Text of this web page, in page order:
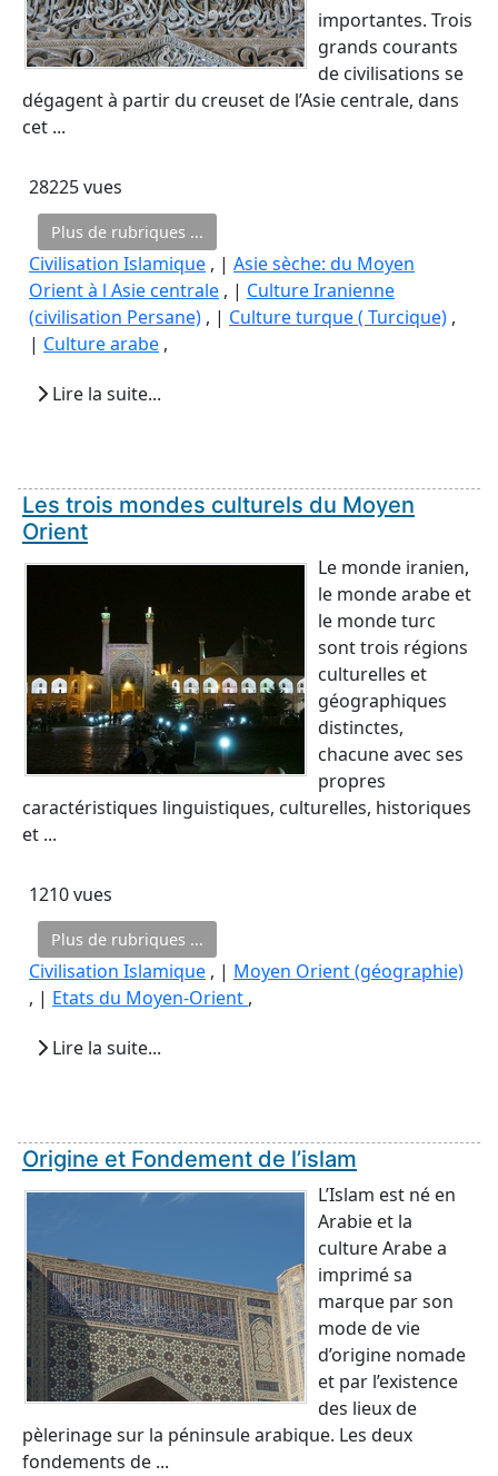
importantes. Trois
grands courants
de civilisations se
dégagent à partir du creuset de l’Asie centrale, dans
cet ...
28225 vues
Plus de rubriques ...
Civilisation Islamique , | Asie sèche: du Moyen
Orient à l Asie centrale , | Culture Iranienne
(civilisation Persane) , | Culture turque ( Turcique) ,
| Culture arabe ,
Lire la suite...
Les trois mondes culturels du Moyen
Orient
Le monde iranien,
le monde arabe et
le monde turc
sont trois régions
culturelles et
géographiques
distinctes,
chacune avec ses
propres
caractéristiques linguistiques, culturelles, historiques
et ...
1210 vues
Plus de rubriques ...
Civilisation Islamique , | Moyen Orient (géographie)
, | Etats du Moyen-Orient ,
Lire la suite...
Origine et Fondement de l’islam
L’Islam est né en
Arabie et la
culture Arabe a
imprimé sa
marque par son
mode de vie
d’origine nomade
et par l’existence
des lieux de
pèlerinage sur la péninsule arabique. Les deux
fondements de ...